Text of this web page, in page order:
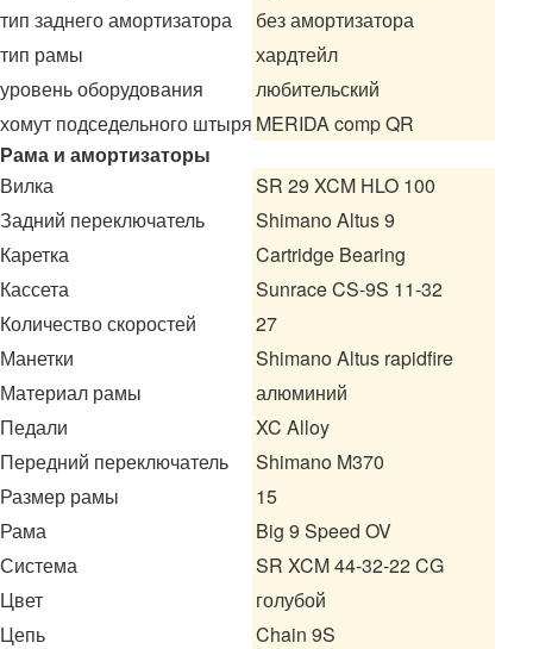
тип заднего амортизатора
без амортизатора
тип рамы
хардтейл
уровень оборудования
любительский
хомут подседельного штыря MERIDA comp QR
Рама и амортизаторы
Вилка
SR 29 XCM HLO 100
Задний переключатель
Shimano Altus 9
Каретка
Cartridge Bearing
Кассета
Sunrace CS-9S 11-32
Количество скоростей
27
Манетки
Shimano Altus rapidfire
Материал рамы
алюминий
Педали
XC Alloy
Передний переключатель
Shimano M370
Размер рамы
15
Рама
Big 9 Speed OV
Система
SR XCM 44-32-22 CG
Цвет
голубой
Цепь
Chain 9S